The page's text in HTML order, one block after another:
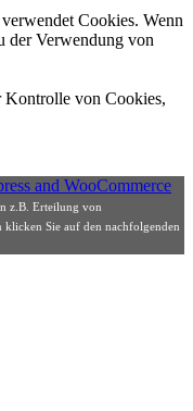
Cookies. Wenn
der Verwendung von
Kontrolle von Cookies,
z.B. Erteilung von
Sie auf den nachfolgenden